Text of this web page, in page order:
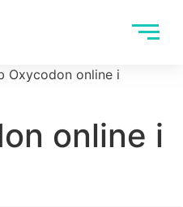
Oxycodon online i
online i